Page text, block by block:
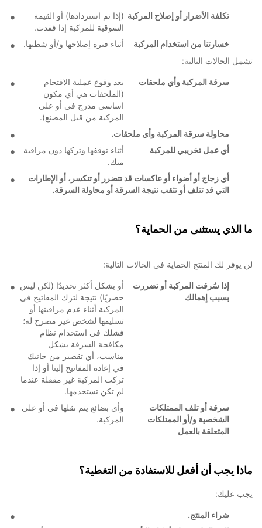
تكلفة الأضرار أو إصلاح المركبة (إذا تم استردادها) أو القيمة
السوقية للمركبة إذا فقدت.
خسارتنا من استخدام المركبة
أثناء فترة إصلاحها و/أو شطبها.
تشمل الحالات التالية:
سرقة المركبة وأي ملحقات
بعد وقوع عملية الاقتحام
(الملحقات هي أي مكون
اساسي مدرج في أو على
المركبة من قبل المصنع).
محاولة سرقة المركبة وأي ملحقات.
أي عمل تخريبي للمركبة
أثناء توقفها وتركها دون مراقبة
منك.
أي زجاج أو أضواء أو عاكسات قد تتضرر أو تنكسر، أو الإطارات
التي قد تتلف أو تثقب نتيجة السرقة أو محاولة السرقة.
ما الذي يستثنى من الحماية؟
لن يوفر لك المنتج الحماية في الحالات التالية:
إذا سُرقت المركبة أو تضررت
بسبب إهمالك
أو بشكل أكثر تحديدًا (لكن ليس
حصريًا) نتيجة لترك المفاتيح في
المركبة أثناء عدم مراقبتها أو
تسليمها لشخص غير مصرح له؛
فشلك في استخدام نظام
مكافحة السرقة بشكل
مناسب، أي تقصير من جانبك
في إعادة المفاتيح إلينا أو إذا
تركت المركبة غير مقفلة عندما
لم تكن تستخدمها.
سرقة أو تلف الممتلكات
الشخصية و/أو الممتلكات
المتعلقة بالعمل
وأي بضائع يتم نقلها في أو على
المركبة.
ماذا يجب أن أفعل للاستفادة من التغطية؟
يجب عليك:
شراء المنتج.